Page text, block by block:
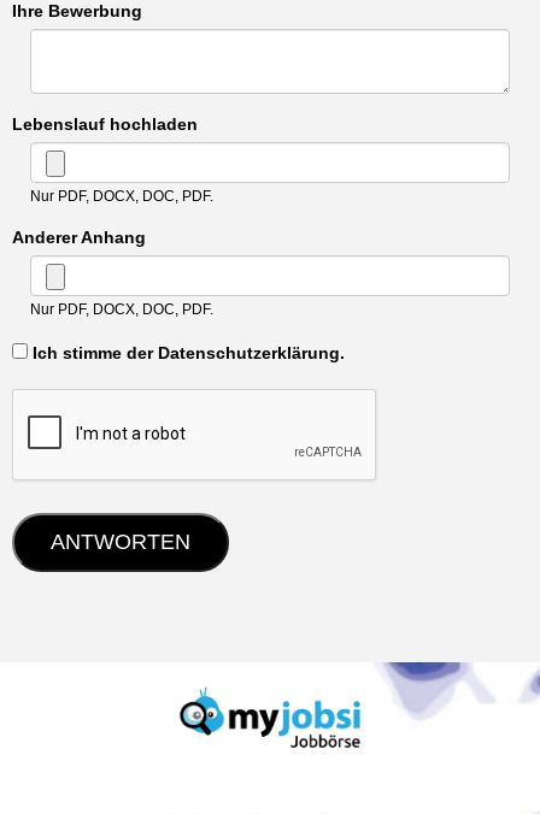
Ihre Bewerbung
Lebenslauf hochladen
Nur PDF, DOCX, DOC, PDF.
Anderer Anhang
Nur PDF, DOCX, DOC, PDF.
‏‏‎ ‎Ich stimme der Datenschutzerklärung.